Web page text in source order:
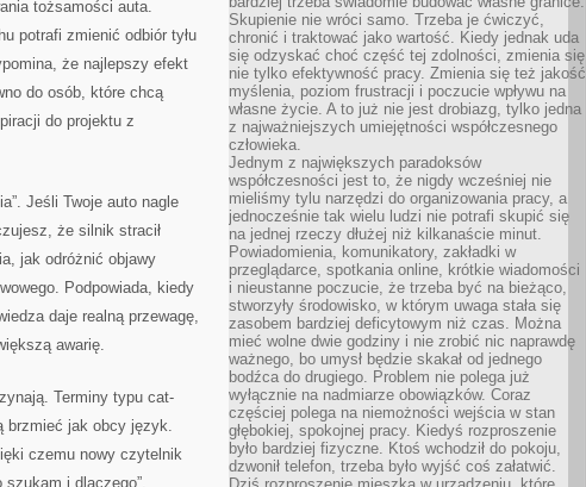
tożsamości auta.
potrafi zmienić odbiór tyłu
że najlepszy efekt
do osób, które chcą
do projektu z
Jeśli Twoje auto nagle
że silnik stracił
jak odróżnić objawy
Podpowiada, kiedy
daje realną przewagę,
awarię.
Terminy typu cat-
brzmieć jak obcy język.
czemu nowy czytelnik
szukam i dlaczego”.
Skupienie nie wróci samo. Trzeba je ćwiczyć,
chronić i traktować jako wartość. Kiedy jednak uda
się odzyskać choć część tej zdolności, zmienia się
nie tylko efektywność pracy. Zmienia się też jakość
myślenia, poziom frustracji i poczucie wpływu na
własne życie. A to już nie jest drobiazg, tylko jedna
z najważniejszych umiejętności współczesnego
człowieka.
Jednym z największych paradoksów
współczesności jest to, że nigdy wcześniej nie
mieliśmy tylu narzędzi do organizowania pracy, a
jednocześnie tak wielu ludzi nie potrafi skupić się
na jednej rzeczy dłużej niż kilkanaście minut.
Powiadomienia, komunikatory, zakładki w
przeglądarce, spotkania online, krótkie wiadomości
i nieustanne poczucie, że trzeba być na bieżąco,
stworzyły środowisko, w którym uwaga stała się
zasobem bardziej deficytowym niż czas. Można
mieć wolne dwie godziny i nie zrobić nic naprawdę
ważnego, bo umysł będzie skakał od jednego
bodźca do drugiego. Problem nie polega już
wyłącznie na nadmiarze obowiązków. Coraz
częściej polega na niemożności wejścia w stan
głębokiej, spokojnej pracy. Kiedyś rozproszenie
było bardziej fizyczne. Ktoś wchodził do pokoju,
dzwonił telefon, trzeba było wyjść coś załatwić.